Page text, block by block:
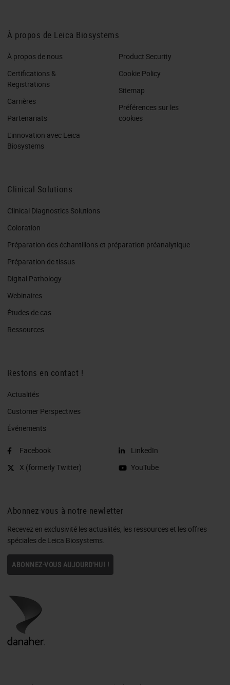
À propos de Leica Biosystems
À propos de nous
Certifications &
Registrations
Carrières
Partenariats
L'innovation avec Leica
Biosystems
Product Security
Cookie Policy
Sitemap
Préférences sur les
cookies
Clinical Solutions
Clinical Diagnostics Solutions
Coloration
Préparation des échantillons et préparation préanalytique
Préparation de tissus
Digital Pathology
Webinaires
Études de cas
Ressources
Restons en contact !
Actualités
Customer Perspectives​
Événements
Facebook
X (formerly Twitter)
LinkedIn
YouTube
Abonnez-vous à notre newletter
Recevez en exclusivité les actualités, les ressources et les offres
spéciales de Leica Biosystems.
ABONNEZ-VOUS AUJOURD'HUI !